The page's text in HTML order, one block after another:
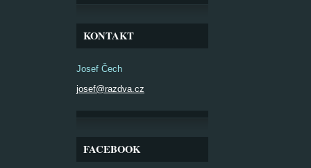
KONTAKT
Josef Čech
josef@razdva.cz
FACEBOOK